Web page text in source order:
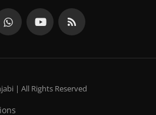
| All Rights Reserved